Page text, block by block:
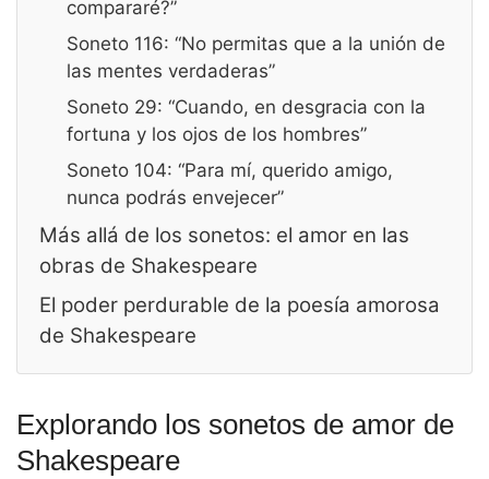
compararé?”
Soneto 116: “No permitas que a la unión de
las mentes verdaderas”
Soneto 29: “Cuando, en desgracia con la
fortuna y los ojos de los hombres”
Soneto 104: “Para mí, querido amigo,
nunca podrás envejecer”
Más allá de los sonetos: el amor en las
obras de Shakespeare
El poder perdurable de la poesía amorosa
de Shakespeare
Explorando los sonetos de amor de
Shakespeare